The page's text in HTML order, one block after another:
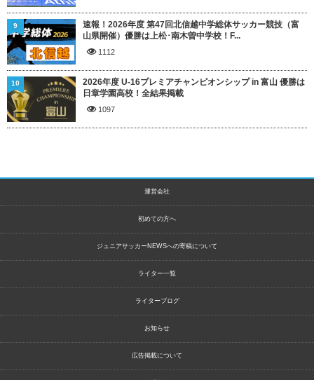
速報！2026年度 第47回北信越中学総体サッカー競技（富
山県開催）優勝は上松･南木曽中学校！F...
1112
9
2026年度 U-16プレミアチャンピオンシップ in 富山 優勝は
日章学園高校！全結果掲載
1097
10
運営会社
初めての方へ
ジュニアサッカーNEWSへの寄稿について
ライター一覧
ライターブログ
お知らせ
広告掲載について